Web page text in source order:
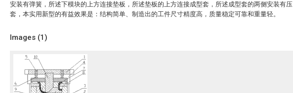
安装有弹簧，所述下模块的上方连接垫板，所述垫板的上方连接成型套，所述成型套的两侧安装有压
套，本实用新型的有益效果是：结构简单、制造出的工件尺寸精度高，质量稳定可靠和重量轻。
Images (1)